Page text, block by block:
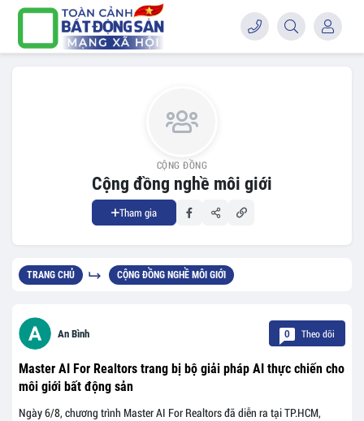
CỘNG ĐỒNG
Cộng đồng nghề môi giới
Tham gia
TRANG CHỦ CỘNG ĐỒNG NGHỀ MÔI GIỚI
An Bình 0 Theo dõi
Master AI For Realtors trang bị bộ giải pháp AI thực chiến cho
môi giới bất động sản
Ngày 6/8, chương trình Master AI For Realtors đã diễn ra tại TP.HCM,